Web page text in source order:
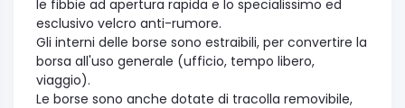
le fibbie ad apertura rapida e lo specialissimo ed
esclusivo velcro anti-rumore.
Gli interni delle borse sono estraibili, per convertire la
borsa all'uso generale (ufficio, tempo libero,
viaggio).
Le borse sono anche dotate di tracolla removibile,